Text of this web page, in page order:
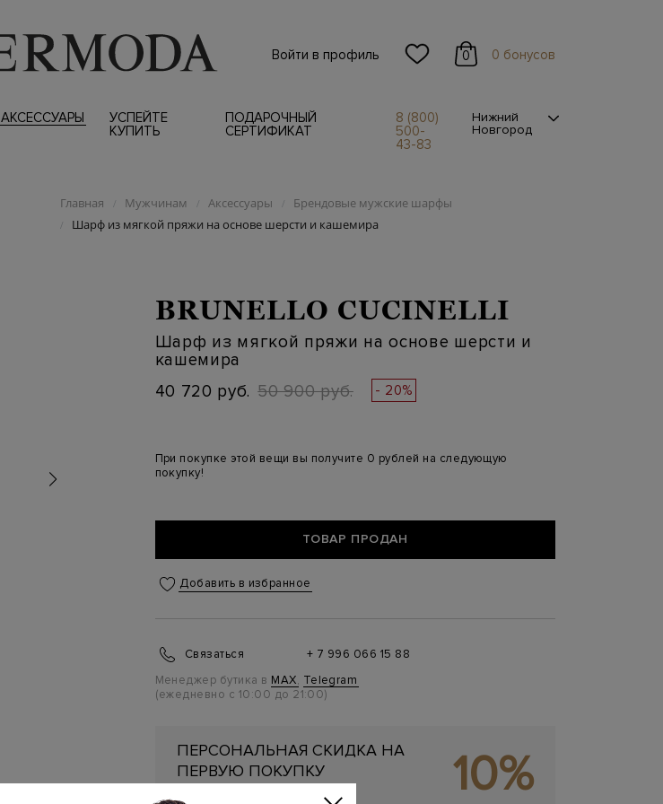
Войти в профиль 0 0 бонусов
АКСЕССУАРЫ
УСПЕЙТЕ
КУПИТЬ
ПОДАРОЧНЫЙ
СЕРТИФИКАТ
8 (800)
500-
43-83
Нижний
Новгород
Главная / Мужчинам / Аксессуары / Брендовые мужские шарфы
/ Шарф из мягкой пряжи на основе шерсти и кашемира
BRUNELLO CUCINELLI
Шарф из мягкой пряжи на основе шерсти и
кашемира
40 720 руб. 50 900 руб. - 20%
При покупке этой вещи вы получите 0 рублей на следующую
покупку!
ТОВАР ПРОДАН
Добавить в избранное
Связаться
+ 7 996 066 15 88
Менеджер бутика в MAX, Telegram
(ежедневно с 10:00 до 21:00)
ПЕРСОНАЛЬНАЯ СКИДКА НА
ПЕРВУЮ ПОКУПКУ
Подробнее 10%